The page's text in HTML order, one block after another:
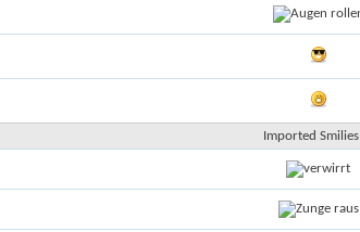
Imported Smilies